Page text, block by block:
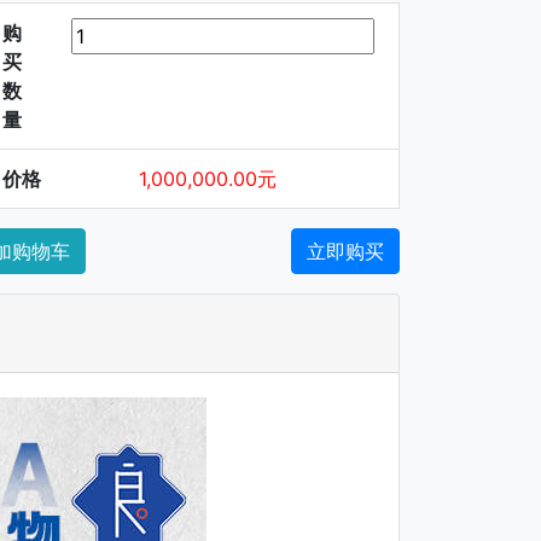
购
买
数
量
价格 1,000,000.00元
购物车 立即购买